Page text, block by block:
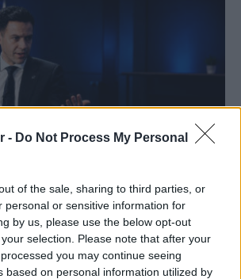
- Do Not Process My Personal
of the sale, sharing to third parties, or
personal or sensitive information for
by us, please use the below opt-out
selection. Please note that after your
you may continue seeing
based on personal information utilized by
πρόεδρος ΠΟΞ: «Ο ελληνικός
τις διεθνείς κρίσεις, αλλά
αλλαγές για να παραμείνει
(ηχητικό)